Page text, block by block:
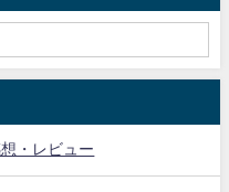
・レビュー